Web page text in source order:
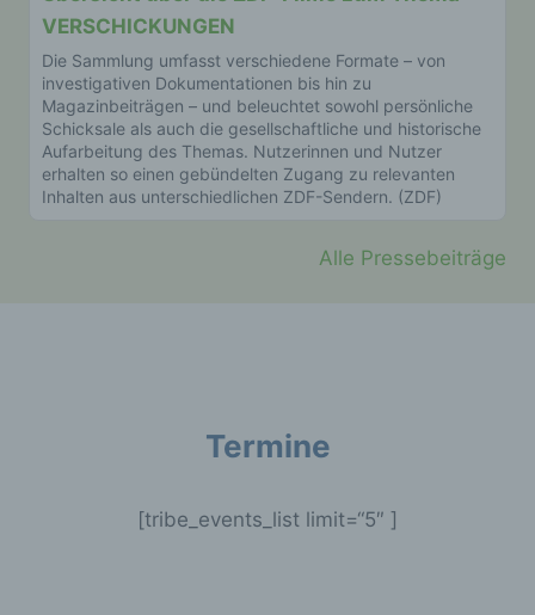
VERSCHICKUNGEN
Die Sammlung umfasst verschiedene Formate – von
investigativen Dokumentationen bis hin zu
Magazinbeiträgen – und beleuchtet sowohl persönliche
Schicksale als auch die gesellschaftliche und historische
Aufarbeitung des Themas. Nutzerinnen und Nutzer
erhalten so einen gebündelten Zugang zu relevanten
Inhalten aus unterschiedlichen ZDF-Sendern. (ZDF)
Alle Pressebeiträge
Termine
[tribe_events_list limit=“5″ ]
Browsertypen und Versionen, (2) das vom
zugreifenden System verwendete
Betriebssystem, (3) die Internetseite, von
welcher ein zugreifendes System auf unsere
Internetseite gelangt (sogenannte Referrer), (4)
die Unterwebseiten, welche über ein
zugreifendes System auf unserer Internetseite
angesteuert werden, (5) das Datum und die
Uhrzeit eines Zugriffs auf die Internetseite, (6)
(7) der Internet-Service-Provider des
Informationen ziehen wird keine Rückschlüsse auf
Internetseite korrekt auszuliefern, (2) die Inhalte
unserer Internetseite sowie die Werbung für diese